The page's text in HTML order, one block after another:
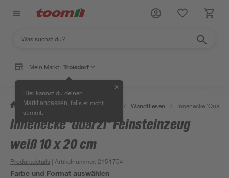
Mein Markt: Troisdorf
Hier kannst du deinen
Markt anpassen , falls er nicht
stimmt.
✕
/ Bauen & Renovieren / Fliesen / Wandfliesen / Innenecke
Innenecke 'Quarzi' Feinsteinzeug
weiß 10 x 20 cm
Produktdetails | Artikelnummer: 2151754
Farbe und Format auswählen